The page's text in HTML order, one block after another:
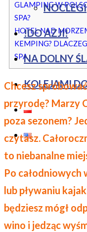
NOCLEGI
!DO AZJI!
NA DOLNY
KOLEJAMI
GLAMPING W
SPA?
HOTEL NAD
KEMPING?
SPA
Chcesz
przyrodę? Marzy
poza sezonem?
czytasz.
to niebanalne
Po całodniowych
lub pływaniu
będziesz mógł
wino i jedząc